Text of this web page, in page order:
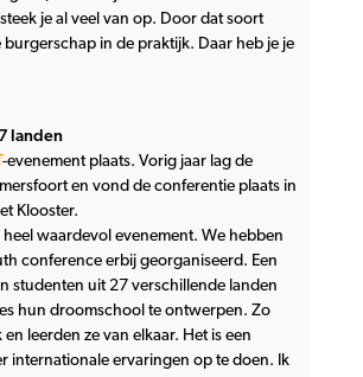
je al veel van op. Door dat soort
burgerschap in de praktijk. Daar heb je je
landen
-evenement plaats. Vorig jaar lag de
en vond de conferentie plaats in
Klooster.
waardevol evenement. We hebben
conference erbij georganiseerd. Een
studenten uit 27 verschillende landen
hun droomschool te ontwerpen. Zo
leerden ze van elkaar. Het is een
internationale ervaringen op te doen. Ik